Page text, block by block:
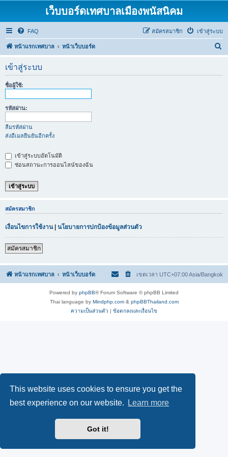
This website uses cookies to ensure you get the
best experience on our website.
Learn more
Got it!
เว็บบอร์ดเทศบาลเมืองพนัสนิคม
FAQ เข้าสู่ระบบ
สมัครสมาชิก
หน้าแรกเทศบาล หน้าเว็บบอร์ด
เข้าสู่ระบบ
ชื่อผู้ใช้:
รหัสผ่าน:
ลืมรหัสผ่าน
ส่งอีเมลยืนยันอีกครั้ง
เข้าสู่ระบบอัตโนมัติ
ซ่อนสถานะการออนไลน์ของฉัน
สมัครสมาชิก
เงื่อนไขการใช้งาน| นโยบายการปกป้องข้อมูลส่วนตัว
สมัครสมาชิก
หน้าแรกเทศบาล หน้าเว็บบอร์ด เขตเวลา UTC+07:00 Asia/Bangkok
Powered by phpBB® Forum Software © phpBB Limited
Thai language by Mindphp.com& phpBBThailand.com
ความเป็นส่วนตัว | ข้อตกลงและเงื่อนไข